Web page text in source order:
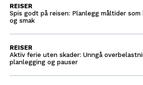
Spis godt på reisen: Planlegg måltider
og smak
REISER
Aktiv ferie uten skader: Unngå
planlegging og pauser
REISER